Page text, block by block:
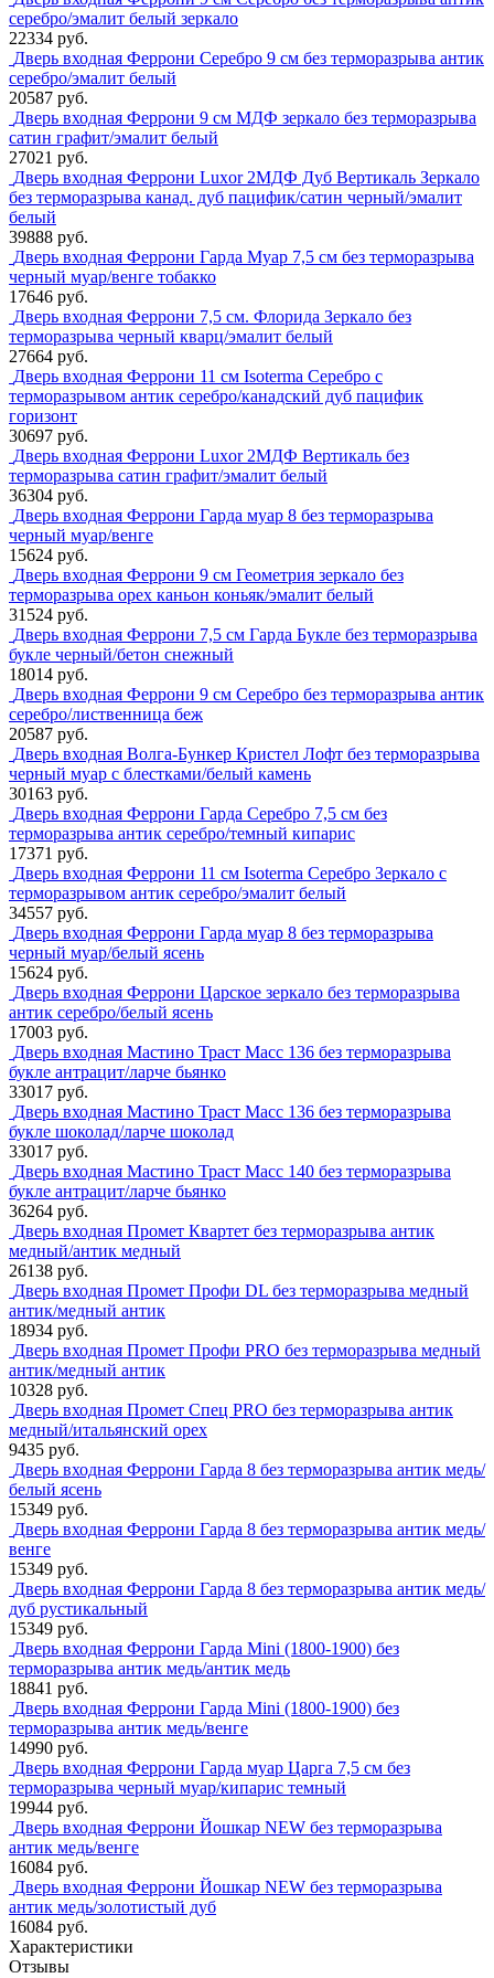
серебро/эмалит белый зеркало
22334 руб.
Дверь входная Феррони Серебро 9 см без терморазрыва антик
серебро/эмалит белый
20587 руб.
Дверь входная Феррони 9 см МДФ зеркало без терморазрыва
сатин графит/эмалит белый
27021 руб.
Дверь входная Феррони Luxor 2МДФ Дуб Вертикаль Зеркало
без терморазрыва канад. дуб пацифик/сатин черный/эмалит
белый
39888 руб.
Дверь входная Феррони Гарда Муар 7,5 см без терморазрыва
черный муар/венге тобакко
17646 руб.
Дверь входная Феррони 7,5 см. Флорида Зеркало без
терморазрыва черный кварц/эмалит белый
27664 руб.
Дверь входная Феррони 11 см Isoterma Серебро с
терморазрывом антик серебро/канадский дуб пацифик
горизонт
30697 руб.
Дверь входная Феррони Luxor 2МДФ Вертикаль без
терморазрыва сатин графит/эмалит белый
36304 руб.
Дверь входная Феррони Гарда муар 8 без терморазрыва
черный муар/венге
15624 руб.
Дверь входная Феррони 9 см Геометрия зеркало без
терморазрыва орех каньон коньяк/эмалит белый
31524 руб.
Дверь входная Феррони 7,5 см Гарда Букле без терморазрыва
букле черный/бетон снежный
18014 руб.
Дверь входная Феррони 9 см Серебро без терморазрыва антик
серебро/лиственница беж
20587 руб.
Дверь входная Волга-Бункер Кристел Лофт без терморазрыва
черный муар с блестками/белый камень
30163 руб.
Дверь входная Феррони Гарда Серебро 7,5 см без
терморазрыва антик серебро/темный кипарис
17371 руб.
Дверь входная Феррони 11 см Isoterma Серебро Зеркало с
терморазрывом антик серебро/эмалит белый
34557 руб.
Дверь входная Феррони Гарда муар 8 без терморазрыва
черный муар/белый ясень
15624 руб.
Дверь входная Феррони Царское зеркало без терморазрыва
антик серебро/белый ясень
17003 руб.
Дверь входная Мастино Траст Масс 136 без терморазрыва
букле антрацит/ларче бьянко
33017 руб.
Дверь входная Мастино Траст Масс 136 без терморазрыва
букле шоколад/ларче шоколад
33017 руб.
Дверь входная Мастино Траст Масс 140 без терморазрыва
букле антрацит/ларче бьянко
36264 руб.
Дверь входная Промет Квартет без терморазрыва антик
медный/антик медный
26138 руб.
Дверь входная Промет Профи DL без терморазрыва медный
антик/медный антик
18934 руб.
Дверь входная Промет Профи PRO без терморазрыва медный
антик/медный антик
10328 руб.
Дверь входная Промет Спец PRO без терморазрыва антик
медный/итальянский орех
9435 руб.
Дверь входная Феррони Гарда 8 без терморазрыва антик медь/
белый ясень
15349 руб.
Дверь входная Феррони Гарда 8 без терморазрыва антик медь/
венге
15349 руб.
Дверь входная Феррони Гарда 8 без терморазрыва антик медь/
дуб рустикальный
15349 руб.
Дверь входная Феррони Гарда Mini (1800-1900) без
терморазрыва антик медь/антик медь
18841 руб.
Дверь входная Феррони Гарда Mini (1800-1900) без
терморазрыва антик медь/венге
14990 руб.
Дверь входная Феррони Гарда муар Царга 7,5 см без
терморазрыва черный муар/кипарис темный
19944 руб.
Дверь входная Феррони Йошкар NEW без терморазрыва
антик медь/венге
16084 руб.
Дверь входная Феррони Йошкар NEW без терморазрыва
антик медь/золотистый дуб
16084 руб.
Характеристики
Отзывы